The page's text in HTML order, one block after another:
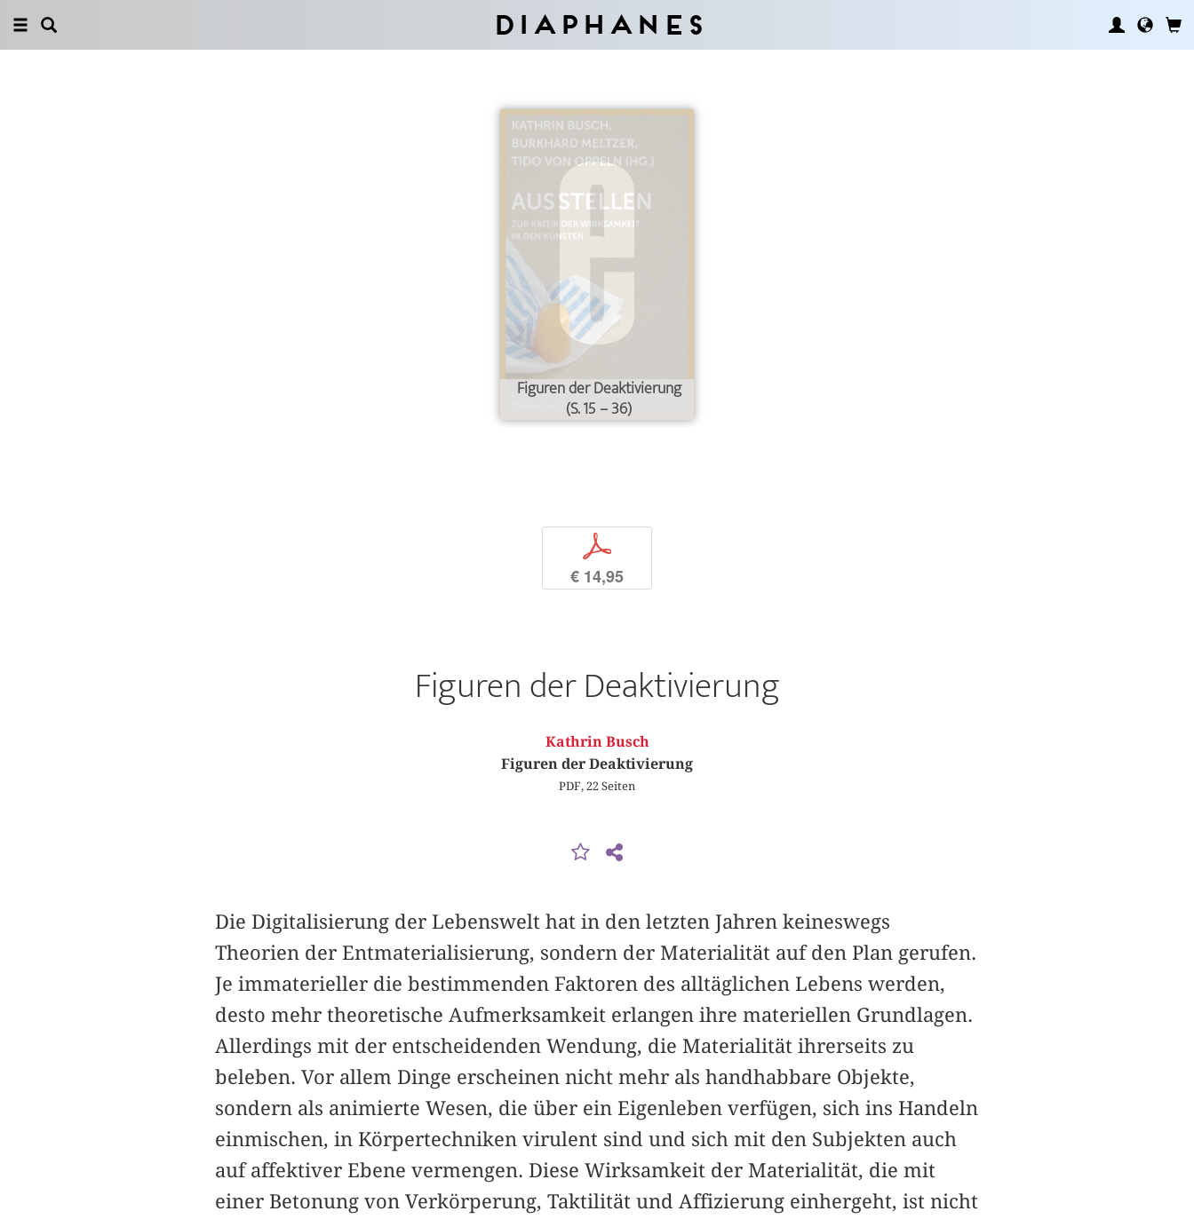
Diaphanes
Figuren der Deaktivierung
(S. 15 – 36)
p
€ 14,95
Figuren der Deaktivierung
Kathrin Busch
Figuren der Deaktivierung
PDF, 22 Seiten
Die Digitalisierung der Lebenswelt hat in den letzten Jahren keineswegs
Theorien der Entmaterialisierung, sondern der Materialität auf den Plan gerufen.
Je immaterieller die bestimmenden Faktoren des alltäglichen Lebens werden,
desto mehr theoretische Aufmerksamkeit erlangen ihre materiellen Grundlagen.
Allerdings mit der entscheidenden Wendung, die Materialität ihrerseits zu
beleben. Vor allem Dinge erscheinen nicht mehr als handhabbare Objekte,
sondern als animierte Wesen, die über ein Eigenleben verfügen, sich ins Handeln
einmischen, in Körpertechniken virulent sind und sich mit den Subjekten auch
auf affektiver Ebene vermengen. Diese Wirksamkeit der Materialität, die mit
einer Betonung von Verkörperung, Taktilität und Affizierung einhergeht, ist nicht